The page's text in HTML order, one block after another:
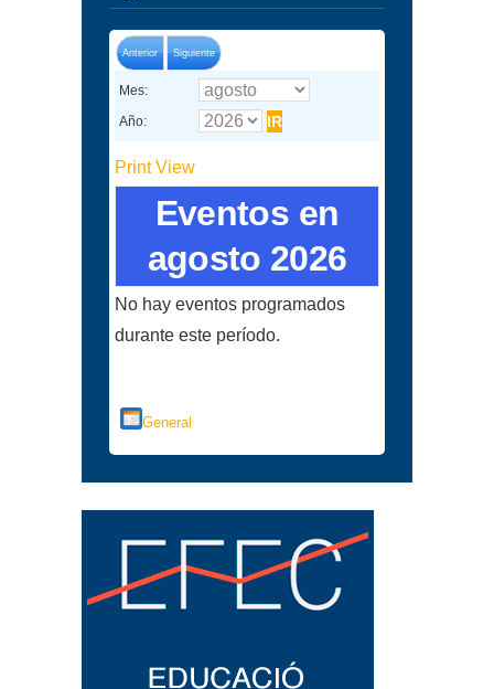
Anterior Siguiente
Mes:
Año:
PrintView
Eventos en
agosto 2026
No hay eventos programados
durante este período.
General